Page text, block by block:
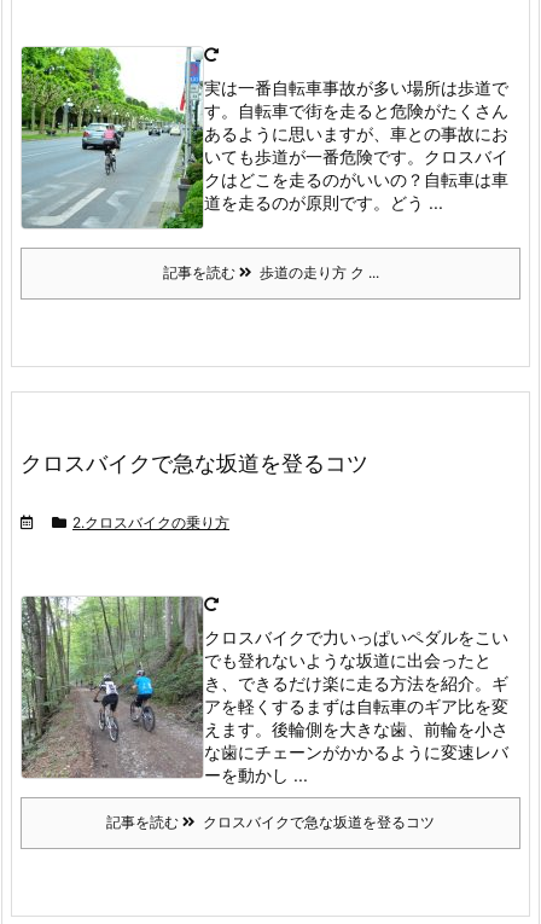
実は一番自転車事故が多い場所は歩道で
す。
自転車で街を走ると危険がたくさん
あるように思いますが、車との事故にお
いても歩道が一番危険です。 クロスバイ
クはどこを走るのがいいの？ 自転車は車
道を走るのが原則です。
どう ...
記事を読む 歩道の走り方 ク ...
クロスバイクで急な坂道を登るコツ
2.クロスバイクの乗り方
クロスバイクで力いっぱいペダルをこい
でも登れないような坂道に出会ったと
き、できるだけ楽に走る方法を紹介。ギ
アを軽くする まずは自転車のギア比を変
えます。 後輪側を大きな歯、前輪を小さ
な歯にチェーンがかかるように変速レバ
ーを動かし ...
記事を読む クロスバイクで急な坂道を登るコツ